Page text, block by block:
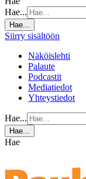
Hae...
Hae...
Siirry sisältöön
Näköislehti
Palaute
Podcastit
Mediatiedot
Yhteystiedot
Hae...
Hae...
Hae